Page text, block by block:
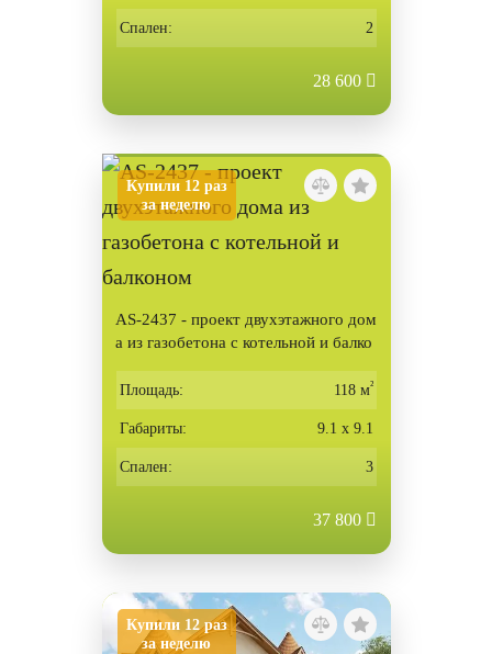
Спален: 2
28 600
Купили 12 раз
за неделю
AS-2437 - проект двухэтажного дом
а из газобетона с котельной и балко
Площадь: 118 м²
Габариты: 9.1 х 9.1
Спален: 3
37 800
Купили 12 раз
за неделю